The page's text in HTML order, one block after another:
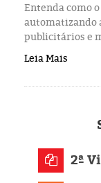
Entenda como
automatizando
publicitários e
Leia Mais
2ª